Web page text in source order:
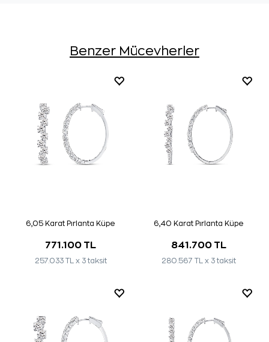
Benzer Mücevherler
6,05 Karat Pırlanta Küpe
771.100 TL
257.033 TL x 3 taksit
6,40 Karat Pırlanta Küpe
841.700 TL
280.567 TL x 3 taksit